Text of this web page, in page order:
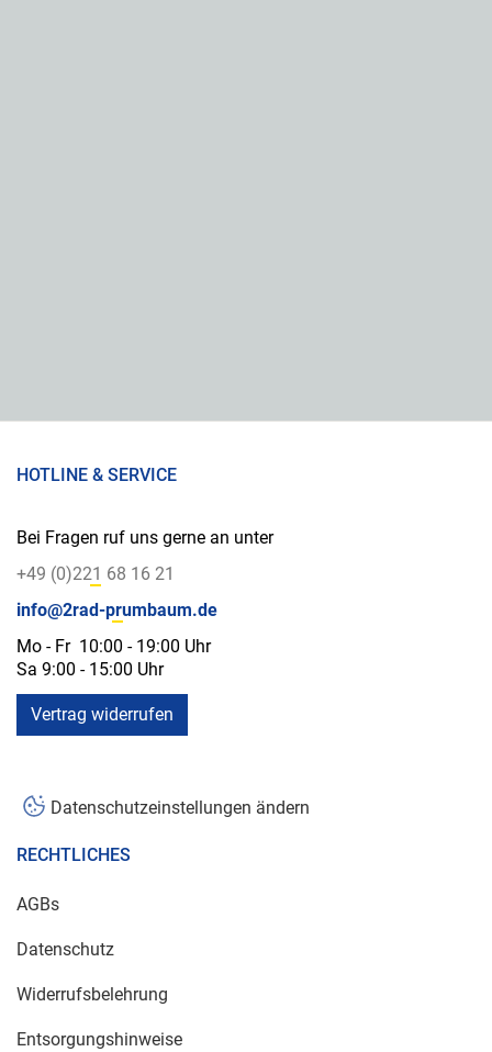
HOTLINE & SERVICE
Bei Fragen ruf uns gerne an unter
+49 (0)221 68 16 21
info@2rad-prumbaum.de
Mo - Fr 10:00 - 19:00 Uhr
Sa 9:00 - 15:00 Uhr
Vertrag widerrufen
Datenschutzeinstellungen ändern
RECHTLICHES
AGBs
Datenschutz
Widerrufsbelehrung
Entsorgungshinweise